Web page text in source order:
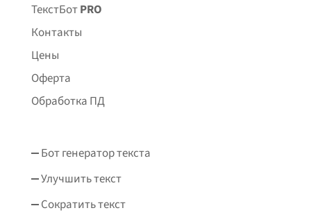
ТекстБотPRO
Контакты
Цены
Оферта
Обработка ПД
Бот генератор текста
Улучшить текст
Сократить текст